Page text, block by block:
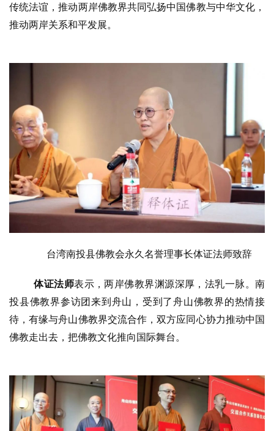
传统法谊，推动两岸佛教界共同弘扬中国佛教与中华文化，
推动两岸关系和平发展。
台湾南投县佛教会永久名誉理事长体证法师致辞
体证法师表示，两岸佛教界渊源深厚，法乳一脉。南
投县佛教界参访团来到舟山，受到了舟山佛教界的热情接
待，有缘与舟山佛教界交流合作，双方应同心协力推动中国
佛教走出去，把佛教文化推向国际舞台。